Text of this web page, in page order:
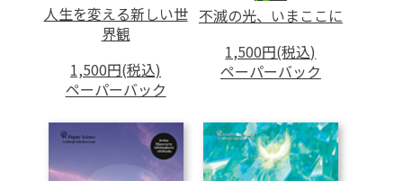
人生を変える新しい世
界観
1,500円(税込)
ペーパーバック
不滅の光、いまここに
1,500円(税込)
ペーパーバック